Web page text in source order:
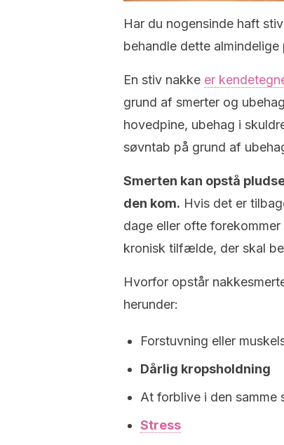
Har du nogensinde haft
behandle dette
En stiv nakke er
grund af smerter og
hovedpine, ubehag i
søvntab på grund af
Smerten kan opstå
den kom. Hvis det er
dage eller ofte
kronisk tilfælde, der skal
Hvorfor opstår
herunder:
Forstuvning eller
Dårlig kropsholdning
At forblive i den samme
Stress